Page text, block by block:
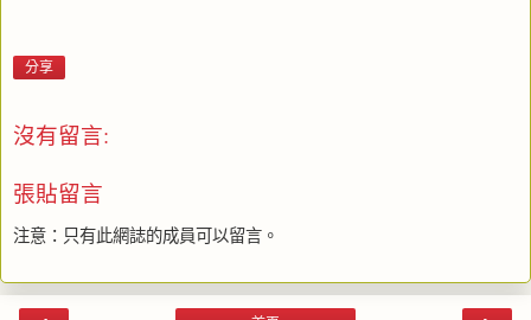
分享
沒有留言:
張貼留言
注意：只有此網誌的成員可以留言。